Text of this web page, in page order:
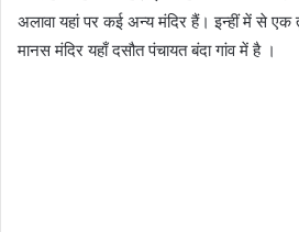
अलावा यहां पर कई अन्य मंदिर हैं। इन्हीं में से एक
मानस मंदिर यहाँ दसौत पंचायत बंदा गांव में है ।